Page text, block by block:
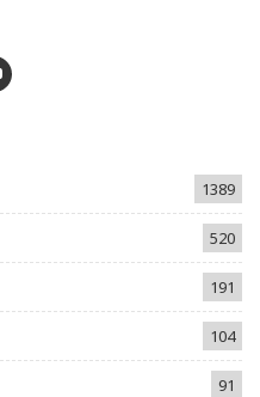
1389
520
191
104
91